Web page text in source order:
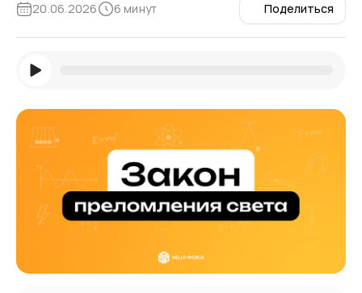
20.06.2026 6 минут Поделиться